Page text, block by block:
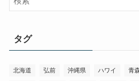
タグ
北海道 弘前 沖縄県 ハワイ 青